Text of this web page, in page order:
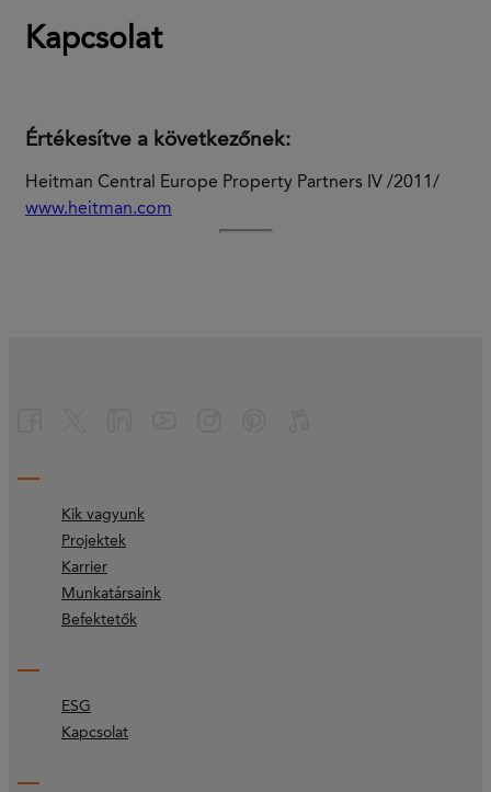
Kapcsolat
Értékesítve a következőnek:
Heitman Central Europe Property Partners IV /2011/
www.heitman.com
Kik vagyunk
Projektek
Karrier
Munkatársaink
Befektetők
ESG
Kapcsolat